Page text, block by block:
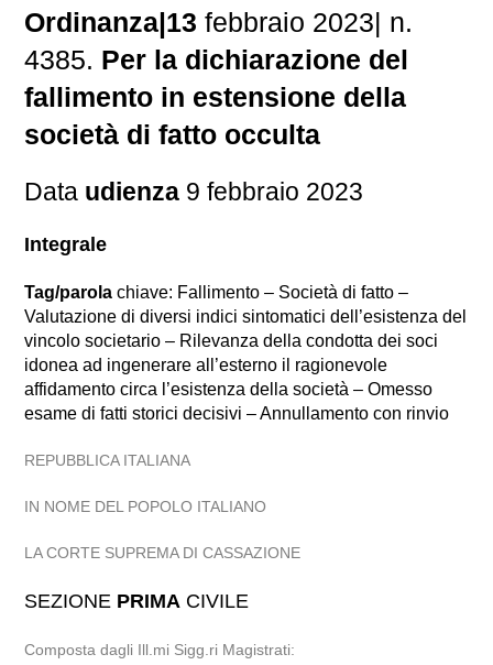
Ordinanza|13 febbraio 2023| n.
4385. Per la dichiarazione del
fallimento in estensione della
società di fatto occulta
Data udienza 9 febbraio 2023
Integrale
Tag/parola chiave: Fallimento – Società di fatto –
Valutazione di diversi indici sintomatici dell’esistenza del
vincolo societario – Rilevanza della condotta dei soci
idonea ad ingenerare all’esterno il ragionevole
affidamento circa l’esistenza della società – Omesso
esame di fatti storici decisivi – Annullamento con rinvio
REPUBBLICA ITALIANA
IN NOME DEL POPOLO ITALIANO
LA CORTE SUPREMA DI CASSAZIONE
SEZIONE PRIMA CIVILE
Composta dagli Ill.mi Sigg.ri Magistrati: